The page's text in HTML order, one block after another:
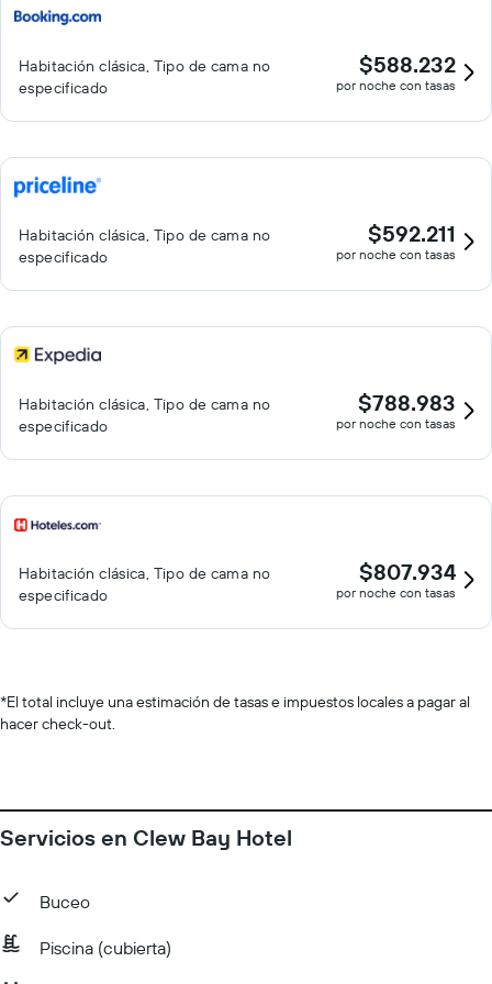
Habitación clásica, Tipo de cama no
especificado
$588.232
por noche con tasas
Habitación clásica, Tipo de cama no
especificado
$592.211
por noche con tasas
Habitación clásica, Tipo de cama no
especificado
$788.983
por noche con tasas
Habitación clásica, Tipo de cama no
especificado
$807.934
por noche con tasas
*El total incluye una estimación de tasas e impuestos locales a pagar al
hacer check-out.
Servicios en Clew Bay Hotel
Buceo
Piscina (cubierta)